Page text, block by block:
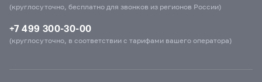
(круглосуточно, бесплатно для звонков из регионов России)
+7 499 300-30-00
(круглосуточно, в соответствии с тарифами вашего оператора)